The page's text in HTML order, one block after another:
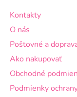
Kontakty
O nás
Poštovné a
Ako nakupovať
Obchodné
Podmienky